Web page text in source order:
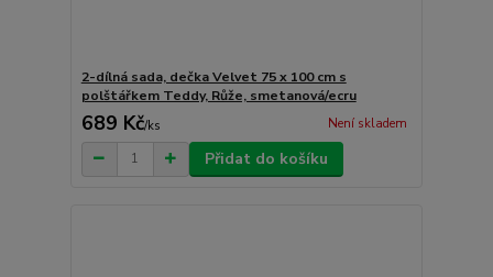
2-dílná sada, dečka Velvet 75 x 100 cm s
polštářkem Teddy, Růže, smetanová/ecru
689 Kč/ks Není skladem
Přidat do košíku